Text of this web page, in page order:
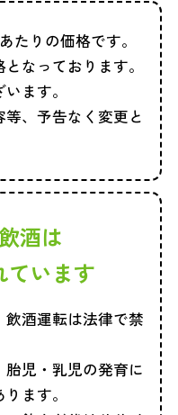
たりの価格です。
なっております。
ます。
、予告なく変更と
酒は
ています
酒運転は法律で禁
児・乳児の発育に
ます。